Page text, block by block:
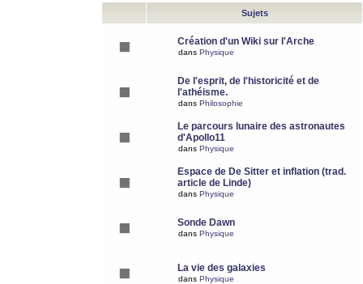
Sujets
Création d'un Wiki sur l'Arche
dans Physique
De l'esprit, de l'historicité et de
l'athéisme.
dans Philosophie
Le parcours lunaire des astronautes
d'Apollo11
dans Physique
Espace de De Sitter et inflation (trad.
article de Linde)
dans Physique
Sonde Dawn
dans Physique
La vie des galaxies
dans Physique